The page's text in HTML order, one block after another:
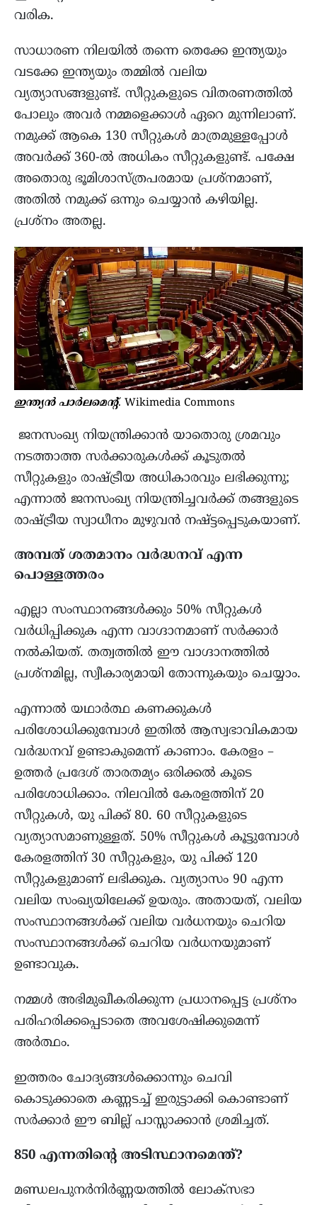
വരിക.
സാധാരണ നിലയിൽ തന്നെ തെക്കേ ഇന്ത്യയും
വടക്കേ ഇന്ത്യയും തമ്മിൽ വലിയ
വ്യത്യാസങ്ങളുണ്ട്. സീറ്റുകളുടെ വിതരണത്തിൽ
പോലും അവർ നമ്മളെക്കാൾ ഏറെ മുന്നിലാണ്.
നമുക്ക് ആകെ 130 സീറ്റുകൾ മാത്രമുള്ളപ്പോൾ
അവർക്ക് 360-ൽ അധികം സീറ്റുകളുണ്ട്. പക്ഷേ
അതൊരു ഭൂമിശാസ്ത്രപരമായ പ്രശ്നമാണ്,
അതിൽ നമുക്ക് ഒന്നും ചെയ്യാൻ കഴിയില്ല.
പ്രശ്നം അതല്ല.
ഇന്ത്യൻ പാർലമെന്റ്. Wikimedia Commons
ജനസംഖ്യ നിയന്ത്രിക്കാൻ യാതൊരു ശ്രമവും
നടത്താത്ത സർക്കാരുകൾക്ക് കൂടുതൽ
സീറ്റുകളും രാഷ്ട്രീയ അധികാരവും ലഭിക്കുന്നു;
എന്നാൽ ജനസംഖ്യ നിയന്ത്രിച്ചവർക്ക് തങ്ങളുടെ
രാഷ്ട്രീയ സ്വാധീനം മുഴുവൻ നഷ്ട്ടപ്പെടുകയാണ്.
അമ്പത് ശതമാനം വർദ്ധനവ് എന്ന
പൊള്ളത്തരം
എല്ലാ സംസ്ഥാനങ്ങൾക്കും 50% സീറ്റുകൾ
വർധിപ്പിക്കുക എന്ന വാഗ്ദാനമാണ് സർക്കാർ
നൽകിയത്. തത്വത്തിൽ ഈ വാഗ്ദാനത്തിൽ
പ്രശ്നമില്ല, സ്വീകാര്യമായി തോന്നുകയും ചെയ്യാം.
എന്നാൽ യഥാർത്ഥ കണക്കുകൾ
പരിശോധിക്കുമ്പോൾ ഇതിൽ ആസ്വഭാവികമായ
വർദ്ധനവ് ഉണ്ടാകുമെന്ന് കാണാം. കേരളം –
ഉത്തർ പ്രദേശ് താരതമ്യം ഒരിക്കൽ കൂടെ
പരിശോധിക്കാം. നിലവിൽ കേരളത്തിന് 20
സീറ്റുകൾ, യു പിക്ക് 80. 60 സീറ്റുകളുടെ
വ്യത്യാസമാണുള്ളത്. 50% സീറ്റുകൾ കൂട്ടുമ്പോൾ
കേരളത്തിന് 30 സീറ്റുകളും, യു പിക്ക് 120
സീറ്റുകളുമാണ് ലഭിക്കുക. വ്യത്യാസം 90 എന്ന
വലിയ സംഖ്യയിലേക്ക് ഉയരും. അതായത്, വലിയ
സംസ്ഥാനങ്ങൾക്ക് വലിയ വർധനയും ചെറിയ
സംസ്ഥാനങ്ങൾക്ക് ചെറിയ വർധനയുമാണ്
ഉണ്ടാവുക.
നമ്മൾ അഭിമുഖീകരിക്കുന്ന പ്രധാനപ്പെട്ട പ്രശ്നം
പരിഹരിക്കപ്പെടാതെ അവശേഷിക്കുമെന്ന്
അർത്ഥം.
ഇത്തരം ചോദ്യങ്ങൾക്കൊന്നും ചെവി
കൊടുക്കാതെ കണ്ണടച്ച് ഇരുട്ടാക്കി കൊണ്ടാണ്
സർക്കാർ ഈ ബില്ല് പാസ്സാക്കാൻ ശ്രമിച്ചത്.
850 എന്നതിന്റെ അടിസ്ഥാനമെന്ത്?
മണ്ഡലപുനർനിർണ്ണയത്തിൽ ലോക്സഭാ